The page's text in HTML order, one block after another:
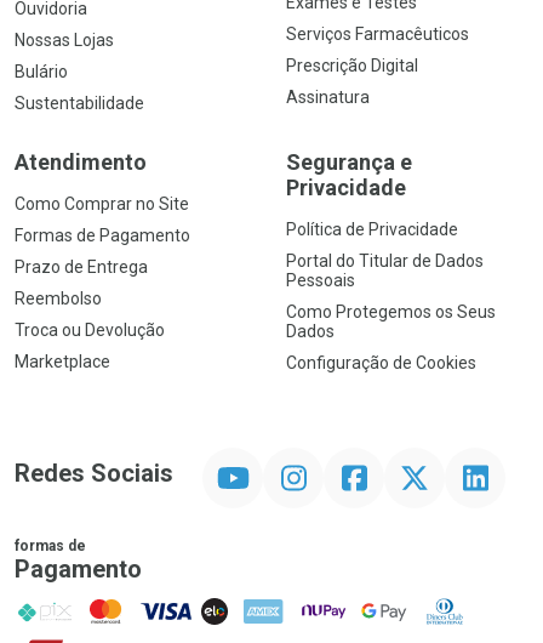
Ouvidoria
Nossas Lojas
Bulário
Sustentabilidade
Serviços Farmacêuticos
Prescrição Digital
Assinatura
Atendimento
Como Comprar no Site
Formas de Pagamento
Prazo de Entrega
Reembolso
Troca ou Devolução
Marketplace
Segurança e
Privacidade
Política de Privacidade
Portal do Titular de Dados
Pessoais
Como Protegemos os Seus
Dados
Configuração de Cookies
Redes Sociais InstagramFacebookTwitter Linkedin
formas de
Pagamento
PIX MasterCard
VISA ELO AMEX NuPay Google PayDiners Club